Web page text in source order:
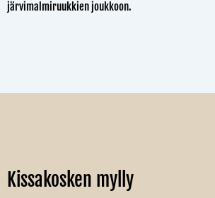
järvimalmiruukkien joukkoon.
Kissakosken mylly